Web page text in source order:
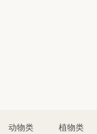
动物类 植物类